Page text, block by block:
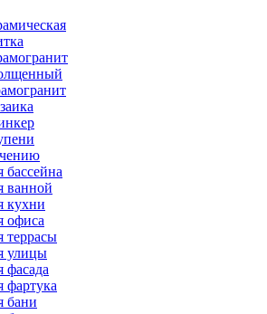
бассейна
ванной
кухни
офиса
террасы
улицы
фасада
фартука
бани